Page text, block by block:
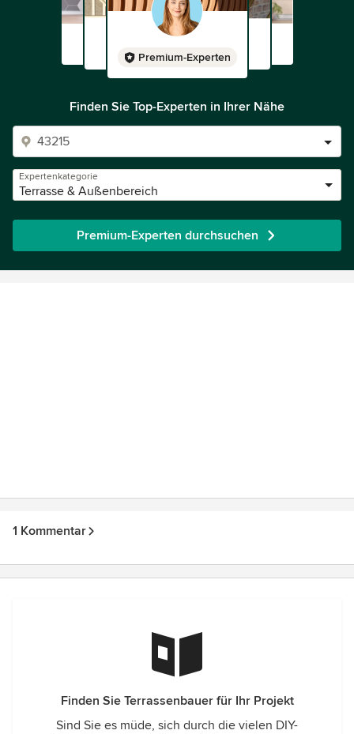
Premium-Experten
Finden Sie Top-Experten in Ihrer Nähe
Expertenkategorie
Terrasse & Außenbereich
Premium-Experten durchsuchen
1 Kommentar
Finden Sie Terrassenbauer für Ihr Projekt
Sind Sie es müde, sich durch die vielen DIY-